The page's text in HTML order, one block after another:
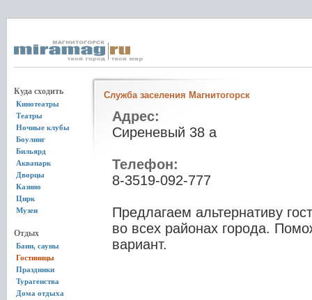
Куда сходить
Кинотеатры
Театры
Ночные клубы
Боулинг
Бильярд
Аквапарк
Дворцы
Казино
Цирк
Музеи
Отдых
Бани, сауны
Гостиницы
Праздники
Турагенства
Дома отдыха
Служба заселения Магнитогорск
Адрес:
Сиреневый 38 а
Телефон:
8-3519-092-777
Предлагаем альтернативу
во всех районах города.
вариант.